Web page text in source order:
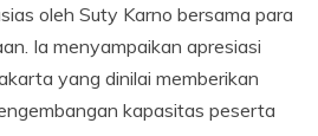
oleh Suty Karno bersama para
Ia menyampaikan apresiasi
yang dinilai memberikan
kapasitas peserta